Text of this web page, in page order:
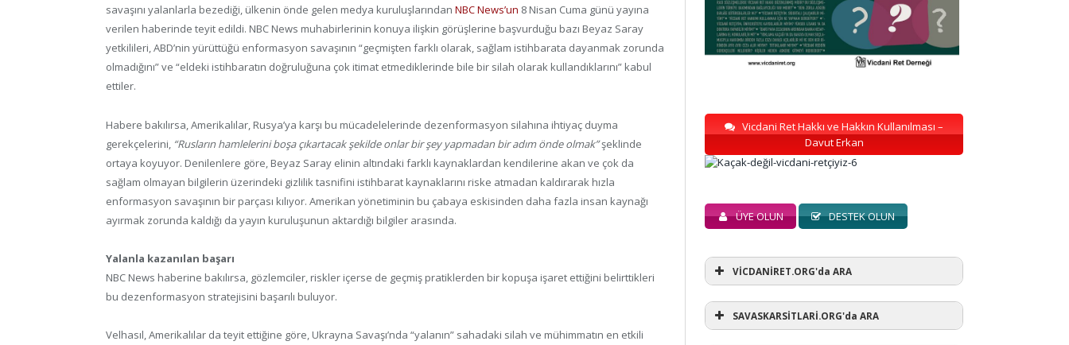
savaşını yalanlarla bezediği, ülkenin önde gelen medya kuruluşlarından NBC News’un 8 Nisan Cuma günü yayına
verilen haberinde teyit edildi. NBC News muhabirlerinin konuya ilişkin görüşlerine başvurduğu bazı Beyaz Saray
yetkilileri, ABD’nin yürüttüğü enformasyon savaşının “geçmişten farklı olarak, sağlam istihbarata dayanmak zorunda
olmadığını” ve “eldeki istihbaratın doğruluğuna çok itimat etmediklerinde bile bir silah olarak kullandıklarını” kabul
ettiler.
Habere bakılırsa, Amerikalılar, Rusya’ya karşı bu mücadelelerinde dezenformasyon silahına ihtiyaç duyma
gerekçelerini, “Rusların hamlelerini boşa çıkartacak şekilde onlar bir şey yapmadan bir adım önde olmak”şeklinde
ortaya koyuyor. Denilenlere göre, Beyaz Saray elinin altındaki farklı kaynaklardan kendilerine akan ve çok da
sağlam olmayan bilgilerin üzerindeki gizlilik tasnifini istihbarat kaynaklarını riske atmadan kaldırarak hızla
enformasyon savaşının bir parçası kılıyor. Amerikan yönetiminin bu çabaya eskisinden daha fazla insan kaynağı
ayırmak zorunda kaldığı da yayın kuruluşunun aktardığı bilgiler arasında.
Yalanla kazanılan başarı
NBC News haberine bakılırsa, gözlemciler, riskler içerse de geçmiş pratiklerden bir kopuşa işaret ettiğini belirttikleri
bu dezenformasyon stratejisini başarılı buluyor.
Velhasıl, Amerikalılar da teyit ettiğine göre, Ukrayna Savaşı’nda “yalanın” sahadaki silah ve mühimmatın en etkili
Vicdani Ret Hakkı ve Hakkın Kullanılması –
Davut Erkan
ÜYE OLUN DESTEK OLUN
VİCDANİRET.ORG'da ARA
SAVASKARSİTLARİ.ORG'da ARA